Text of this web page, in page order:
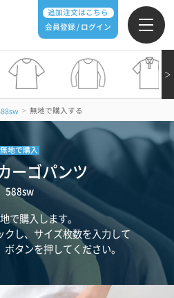
追加注文はこちら
会員登録 / ログイン
＞
> 無地で購入する
無地で購入
ーゴパンツ
588sw
で購入します。
クし、サイズ枚数を入力して
ボタンを押してください。